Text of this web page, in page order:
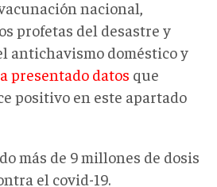
nacional,
profetas del desastre y
antichavismo doméstico y
presentado datos que
positivo en este apartado
más de 9 millones de dosis
el covid-19.